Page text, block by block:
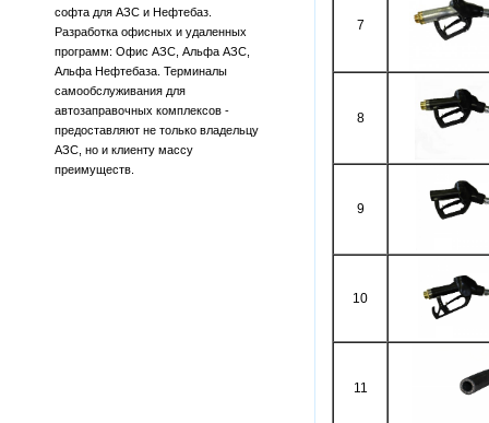
софта для АЗС и Нефтебаз.
Разработка офисных и удаленных
программ: Офис АЗС, Альфа АЗС,
Альфа Нефтебаза. Терминалы
самообслуживания для
автозаправочных комплексов -
предоставляют не только владельцу
АЗС, но и клиенту массу
преимуществ.
7
8
9
10
11